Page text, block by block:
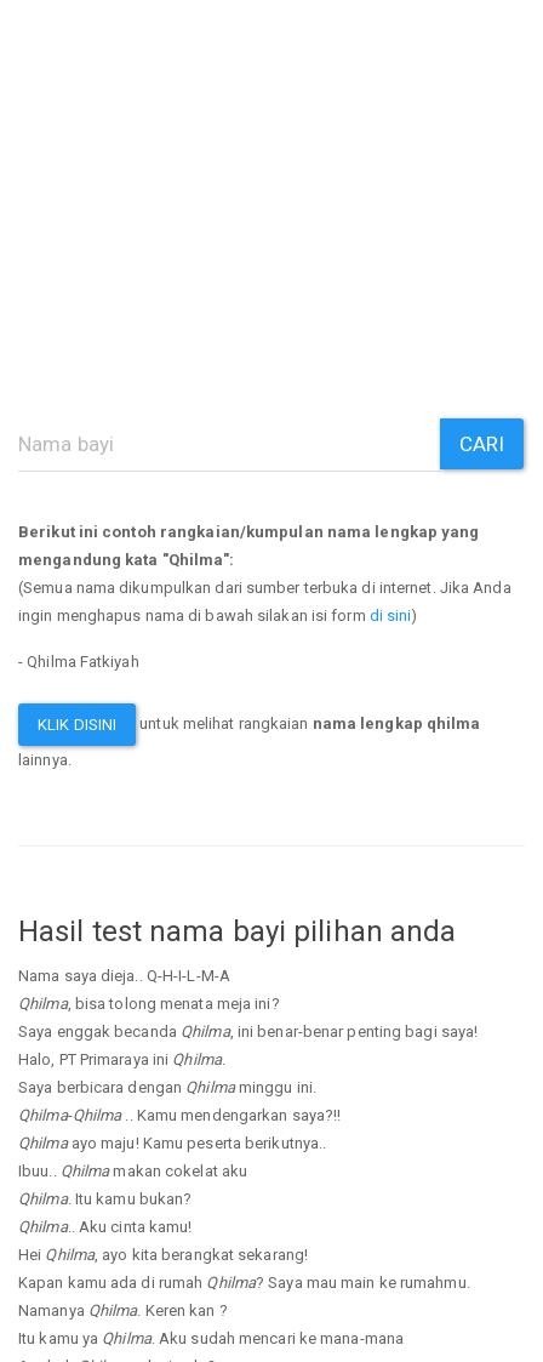
CARI
Berikut ini contoh rangkaian/kumpulan nama lengkap yang
mengandung kata "Qhilma":
(Semua nama dikumpulkan dari sumber terbuka di internet. Jika Anda
ingin menghapus nama di bawah silakan isi form di sini)
- Qhilma Fatkiyah
KLIK DISINI untuk melihat rangkaian nama lengkap qhilma
lainnya.
Hasil test nama bayi pilihan anda
Nama saya dieja.. Q-H-I-L-M-A
Qhilma, bisa tolong menata meja ini?
Saya enggak becanda Qhilma, ini benar-benar penting bagi saya!
Halo, PT Primaraya ini Qhilma.
Saya berbicara dengan Qhilmaminggu ini.
Qhilma-Qhilma.. Kamu mendengarkan saya?!!
Qhilmaayo maju! Kamu peserta berikutnya..
Ibuu.. Qhilmamakan cokelat aku
Qhilma. Itu kamu bukan?
Qhilma.. Aku cinta kamu!
Hei Qhilma, ayo kita berangkat sekarang!
Kapan kamu ada di rumah Qhilma? Saya mau main ke rumahmu.
Namanya Qhilma. Keren kan ?
Itu kamu ya Qhilma. Aku sudah mencari ke mana-mana